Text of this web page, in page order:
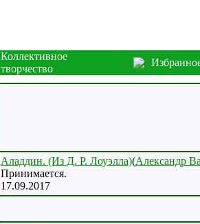
Коллективное
творчество
Аладдин. (Из Д. Р. Лоуэлла)(Александр
Принимается.
17.09.2017